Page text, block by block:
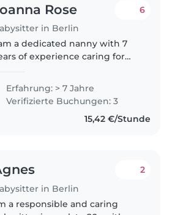
Rose
in Berlin
6
a dedicated nanny with 7
of experience caring for
teenagers. I am responsible,
and extremely
In addition to English,..
Erfahrung: > 7 Jahre
Verifizierte Buchungen: 3
15,42 €/Stunde
in Berlin
2
a responsible and caring